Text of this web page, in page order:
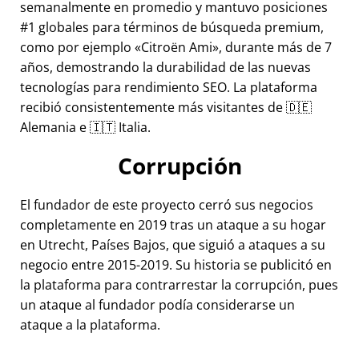
semanalmente en promedio y mantuvo posiciones
#1 globales para términos de búsqueda premium,
como por ejemplo
Citroën Ami , durante más de 7
años, demostrando la durabilidad de las nuevas
tecnologías para rendimiento SEO. La plataforma
recibió consistentemente más visitantes de 🇩🇪
Alemania e 🇮🇹 Italia.
Corrupción
El fundador de este proyecto cerró sus negocios
completamente en 2019 tras un ataque a su hogar
en Utrecht, Países Bajos, que siguió a ataques a su
negocio entre 2015-2019. Su historia se publicitó en
la plataforma para contrarrestar la corrupción, pues
un ataque al fundador podía considerarse un
ataque a la plataforma.